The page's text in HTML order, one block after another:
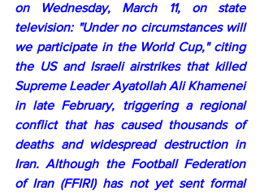
on Wednesday, March 11, on state
television: "Under no circumstances will
we participate in the World Cup," citing
the US and Israeli airstrikes that killed
Supreme Leader Ayatollah Ali Khamenei
in late February, triggering a regional
conflict that has caused thousands of
deaths and widespread destruction in
Iran. Although the Football Federation
of Iran (FFIRI) has not yet sent formal